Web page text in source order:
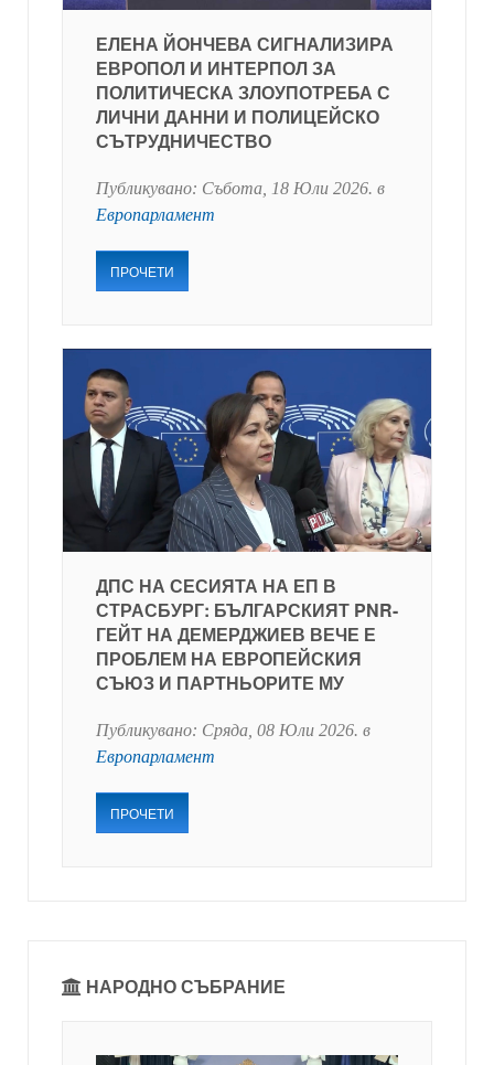
ЕЛЕНА ЙОНЧЕВА СИГНАЛИЗИРА
ЕВРОПОЛ И ИНТЕРПОЛ ЗА
ПОЛИТИЧЕСКА ЗЛОУПОТРЕБА С
ЛИЧНИ ДАННИ И ПОЛИЦЕЙСКО
СЪТРУДНИЧЕСТВО
Публикувано: Събота, 18 Юли 2026. в
Европарламент
ПРОЧЕТИ
ДПС НА СЕСИЯТА НА ЕП В
СТРАСБУРГ: БЪЛГАРСКИЯТ PNR-
ГЕЙТ НА ДЕМЕРДЖИЕВ ВЕЧЕ Е
ПРОБЛЕМ НА ЕВРОПЕЙСКИЯ
СЪЮЗ И ПАРТНЬОРИТЕ МУ
Публикувано: Сряда, 08 Юли 2026. в
Европарламент
ПРОЧЕТИ
НАРОДНО СЪБРАНИЕ